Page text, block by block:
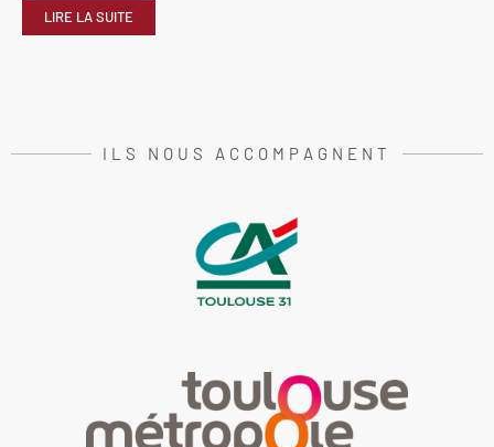
LIRE LA SUITE
ILS NOUS ACCOMPAGNENT